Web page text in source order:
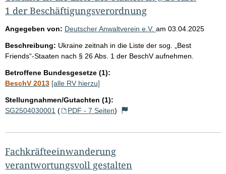
1 der Beschäftigungsverordnung
Angegeben von: Deutscher Anwaltverein e.V. am 03.04.2025
Beschreibung: Ukraine zeitnah in die Liste der sog. „Best
Friends“-Staaten nach § 26 Abs. 1 der BeschV aufnehmen.
Betroffene Bundesgesetze (1):
BeschV 2013 [alle RV hierzu]
Stellungnahmen/Gutachten (1):
SG2504030001 ( PDF - 7 Seiten)
Fachkräfteeinwanderung
verantwortungsvoll gestalten